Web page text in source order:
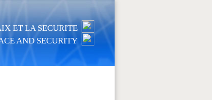
ET LA SECURITE
AND SECURITY